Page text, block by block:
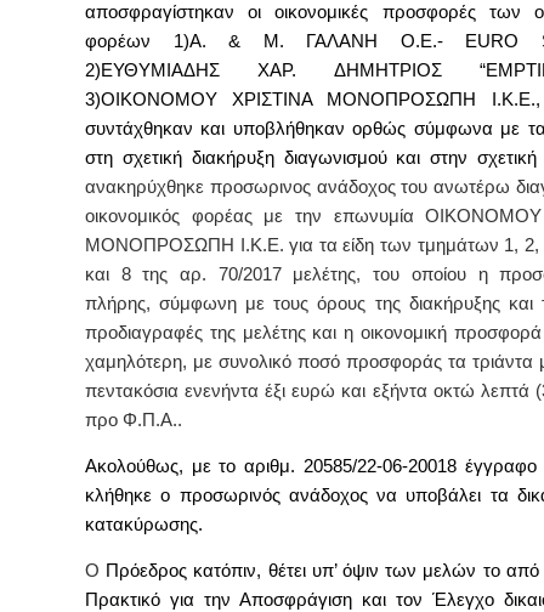
αποσφραγίστηκαν οι οικονομικές προσφορές των
φορέων 1)Α. & Μ. ΓΑΛΑΝΗ Ο.Ε.- EURO
2)ΕΥΘΥΜΙΑΔΗΣ ΧΑΡ. ΔΗΜΗΤΡΙΟΣ “
3)ΟΙΚΟΝΟΜΟΥ ΧΡΙΣΤΙΝΑ ΜΟΝΟΠΡΟΣΩΠΗ Ι.Κ.Ε.,
συντάχθηκαν και υποβλήθηκαν ορθώς σύμφωνα με τα
στη σχετική διακήρυξη διαγωνισμού και στην
ανακηρύχθηκε προσωρινος ανάδοχος του ανωτέρω
οικονομικός φορέας με την επωνυμίαΟΙΚΟΝΟΜΟΥ
ΜΟΝΟΠΡΟΣΩΠΗ Ι.Κ.Ε. για τα είδη των τμημάτων 1, 2,
και 8 της αρ. 70/2017 μελέτης, του οποίου η
πλήρης, σύμφωνη με τους όρους της διακήρυξης και
προδιαγραφές της μελέτης και η οικονομική προσφορά
χαμηλότερη, με συνολικό ποσό προσφοράς τα τριάντα
πεντακόσια ενενήντα έξι ευρώ και εξήντα οκτώ λεπτά
προ Φ.Π.Α..
Ακολούθως, με το αριθμ. 20585/22-06-20018 έγγραφο
κλήθηκε ο προσωρινός ανάδοχος να υποβάλει τα
κατακύρωσης.
Ο Πρόεδρος κατόπιν, θέτει υπ’ όψιν των μελών το
Πρακτικό για την Αποσφράγιση και τον Έλεγχο